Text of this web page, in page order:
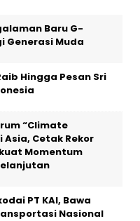
Baru G-
Generasi Muda
Hingga Pesan Sri
“Climate
Asia, Cetak Rekor
Momentum
PT KAI, Bawa
Nasional